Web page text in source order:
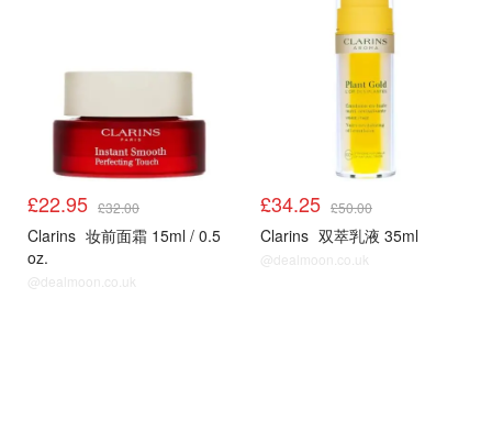
£22.95 £32.00
Clarins 妆前面霜 15ml / 0.5
oz.
@dealmoon.co.uk
£34.25 £50.00
Clarins 双萃乳液 35ml
@dealmoon.co.uk